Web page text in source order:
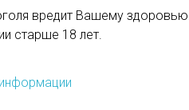
вредит Вашему здоровью.
старше 18 лет.